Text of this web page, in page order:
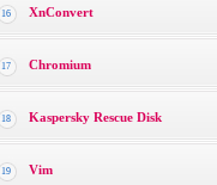
16 XnConvert
17 Chromium
18 Kaspersky Rescue Disk
19 Vim